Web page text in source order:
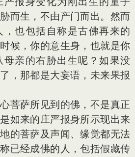
而生，不由产门而出。然而
，也包括自称是古佛再来的
候，你的意生身，也就是你
母亲的右胁出生呢？如果没
，那都是大妄语，未来果报
菩萨所见到的佛，不是真正
如来的庄严报身所示现出来
的菩萨及声闻、缘觉都无法
已经成佛的人，包括假藏传